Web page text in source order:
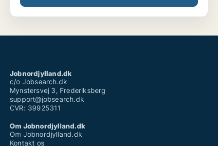
Jobnordjylland.dk
c/o Jobsearch.dk
Mynstersvej 3, Frederiksberg
support@jobsearch.dk
CVR: 39925311
Om Jobnordjylland.dk
Om Jobnordjylland.dk
Kontakt os